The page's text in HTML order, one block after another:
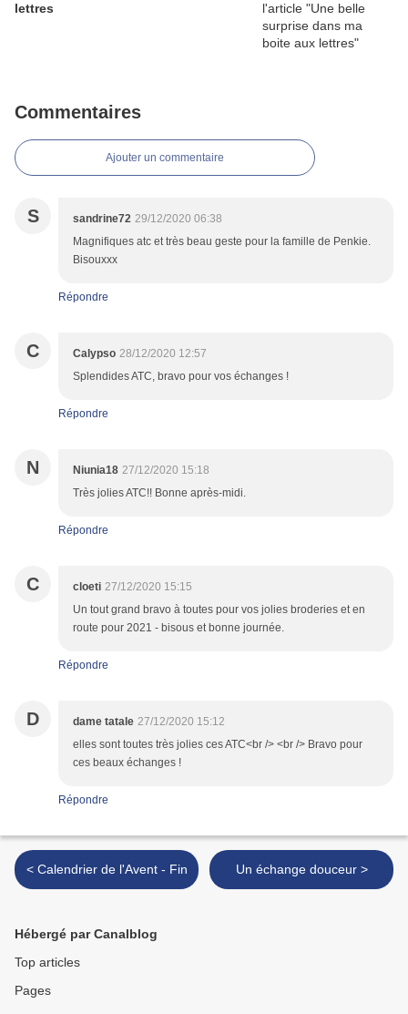
lettres
Commentaires
Ajouter un commentaire
S sandrine72 29/12/2020 06:38
Magnifiques atc et très beau geste pour la famille de Penkie.
Bisouxxx
Répondre
C Calypso 28/12/2020 12:57
Splendides ATC, bravo pour vos échanges !
Répondre
N Niunia18 27/12/2020 15:18
Très jolies ATC!! Bonne après-midi.
Répondre
C cloeti 27/12/2020 15:15
Un tout grand bravo à toutes pour vos jolies broderies et en
route pour 2021 - bisous et bonne journée.
Répondre
D dame tatale 27/12/2020 15:12
elles sont toutes très jolies ces ATC<br /> <br /> Bravo pour
ces beaux échanges !
Répondre
< Calendrier de l'Avent - Fin Un échange douceur >
Hébergé par Canalblog
Top articles
Pages